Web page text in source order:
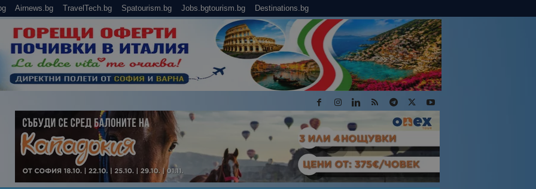
Airnews.bg TravelTech.bg Spatourism.bg Jobs.bgtourism.bg Destinations.bg